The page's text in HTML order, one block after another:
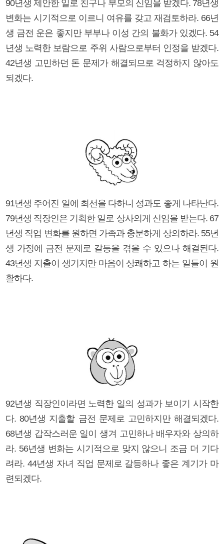
90년생 제안한 일로 친구나 부모의 신임을 받겠다. 78년생
변화는 시기적으로 이르니 여유를 갖고 재검토하라. 66년
생 금전 운은 좋지만 부부나 이성 간의 불화가 있겠다. 54
년생 노력한 보람으로 주위 사람으로부터 인정을 받겠다.
42년생 고민하던 돈 문제가 해결되므로 걱정하지 않아도
되겠다.
91년생 주어진 일에 최선을 다하니 성과도 좋게 나타난다.
79년생 직장인은 기획한 일로 상사의게 신임을 받는다. 67
년생 직업 변화를 원하면 가족과 충분하게 상의하라. 55년
생 가정에 금전 문제로 갈등을 겪을 수 있으나 해결된다.
43년생 지출이 생기지만 마음이 상쾌하고 하는 일들이 원
활하다.
92년생 직장인이라면 노력한 일의 성과가 보이기 시작한
다. 80년생 지출할 금전 문제로 고민하지만 해결되겠다.
68년생 갑작스러운 일이 생겨 고민하나 배우자와 상의하
라. 56년생 변화는 시기적으로 맞지 않으니 조금 더 기다
려라. 44년생 자녀 직업 문제로 갈등하나 좋은 계기가 마
련되겠다.